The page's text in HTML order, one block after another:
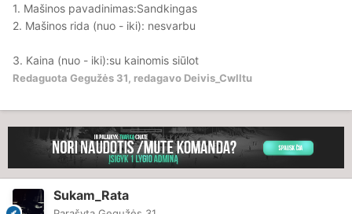
1. Mašinos pavadinimas:Sandkingas
2. Mašinos rida (nuo - iki): nesvarbu
3. Kaina (nuo - iki):su kainomis siūlot
Redaguota Gegužės 31, redagavo Deivis_Cwlltu
Sukam_Rata